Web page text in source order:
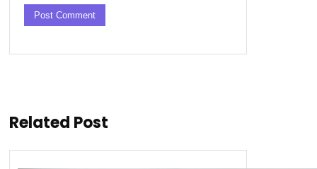
Related Post